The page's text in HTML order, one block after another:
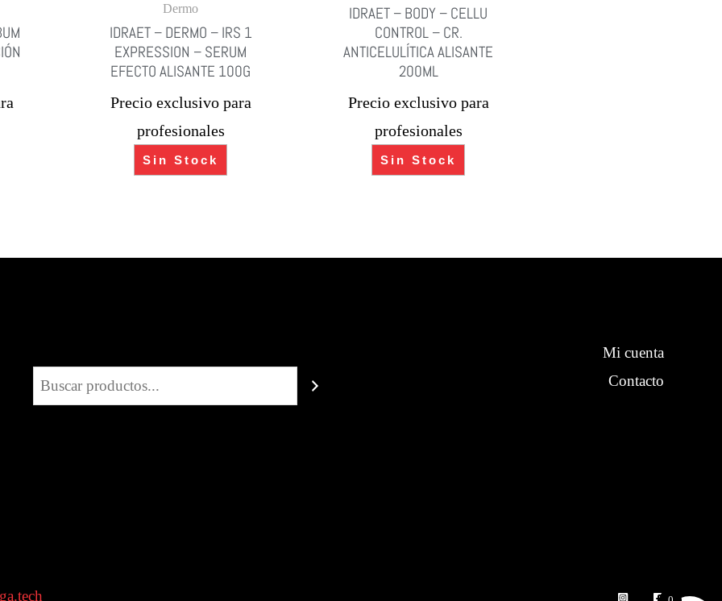
Dermo
IDRAET – DERMO – IRS 1
EXPRESSION – SERUM
EFECTO ALISANTE 100G
Precio exclusivo para
profesionales
Sin Stock
IDRAET – BODY – CELLU
CONTROL – CR.
ANTICELULÍTICA ALISANTE
200ML
Precio exclusivo para
profesionales
Sin Stock
Mi cuenta
Contacto